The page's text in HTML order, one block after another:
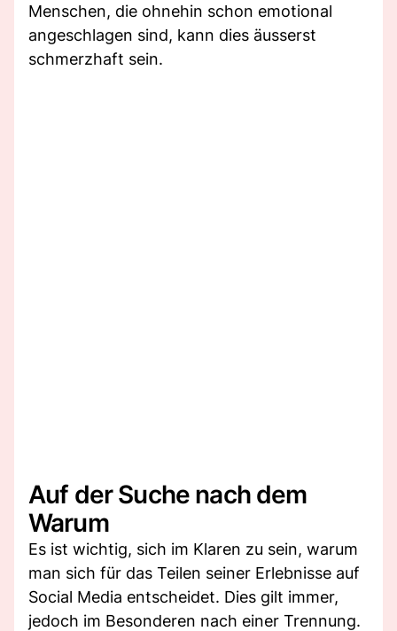
Menschen, die ohnehin schon emotional
angeschlagen sind, kann dies äusserst
schmerzhaft sein.
Auf der Suche nach dem
Warum
Es ist wichtig, sich im Klaren zu sein, warum
man sich für das Teilen seiner Erlebnisse auf
Social Media entscheidet. Dies gilt immer,
jedoch im Besonderen nach einer Trennung.